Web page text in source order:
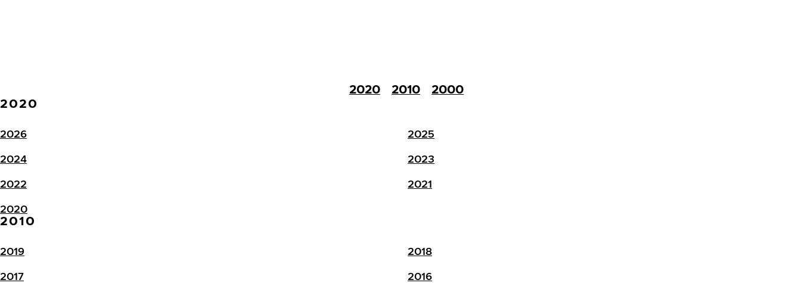
2020 2010
2000
2020
2026
2025
2024
2023
2022
2021
2020
2010
2019
2018
2017
2016